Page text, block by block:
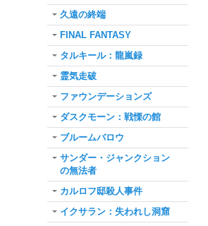
久遠の終端
FINAL FANTASY
タルキール：龍嵐録
霊気走破
ファウンデーションズ
ダスクモーン：戦慄の館
ブルームバロウ
サンダー・ジャンクション
の無法者
カルロフ邸殺人事件
イクサラン：失われし洞窟